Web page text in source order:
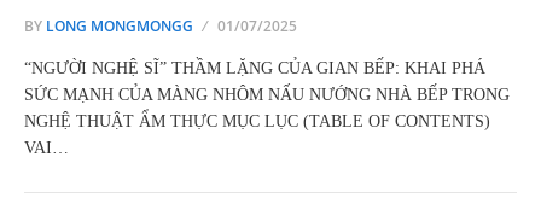
BY LONG MONGMONGG 01/07/2025
“NGƯỜI NGHỆ SĨ” THẦM LẶNG CỦA GIAN BẾP: KHAI PHÁ
SỨC MẠNH CỦA MÀNG NHÔM NẤU NƯỚNG NHÀ BẾP TRONG
NGHỆ THUẬT ẨM THỰC MỤC LỤC (TABLE OF CONTENTS)
VAI…